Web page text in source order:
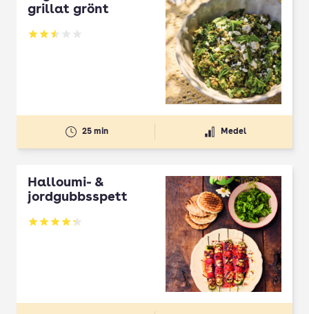
grillat grönt
Betyg: 2.5 av 5
25 min Medel
Halloumi- &
jordgubbsspett
Betyg: 4.3 av 5